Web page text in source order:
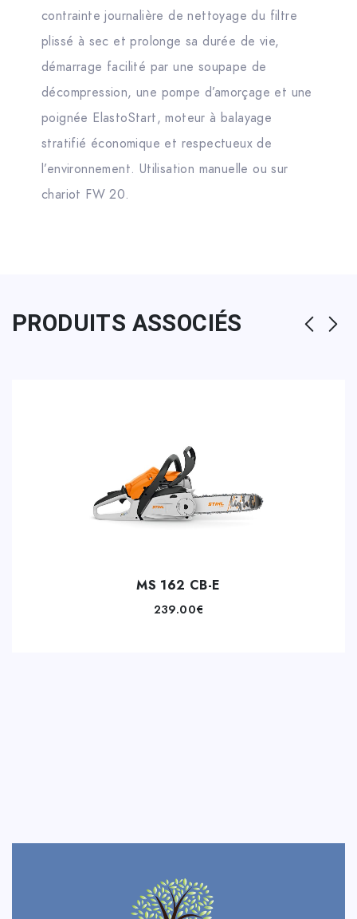
contrainte journalière de nettoyage du filtre
plissé à sec et prolonge sa durée de vie,
démarrage facilité par une soupape de
décompression, une pompe d’amorçage et une
poignée ElastoStart, moteur à balayage
stratifié économique et respectueux de
l’environnement. Utilisation manuelle ou sur
chariot FW 20.
PRODUITS ASSOCIÉS
MS 162 CB-E
239.00€